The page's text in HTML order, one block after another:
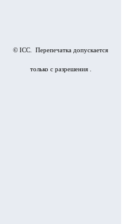
© ICC. Перепечатка допускается
только с разрешения .